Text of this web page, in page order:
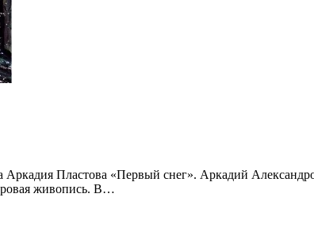
Аркадия Пластова «Первый снег». Аркадий
живопись. В…